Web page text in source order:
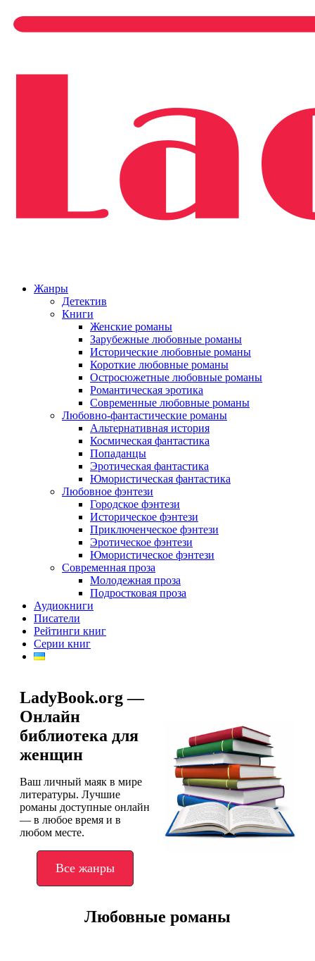
Жанры
Детектив
Книги
Женские романы
Зарубежные любовные романы
Исторические любовные романы
Короткие любовные романы
Остросюжетные любовные романы
Романтическая эротика
Современные любовные романы
Любовно-фантастические романы
Альтернативная история
Космическая фантастика
Попаданцы
Эротическая фантастика
Юмористическая фантастика
Любовное фэнтези
Городское фэнтези
Историческое фэнтези
Приключенческое фэнтези
Эротическое фэнтези
Юмористическое фэнтези
Современная проза
Молодежная проза
Подростковая проза
Аудиокниги
Писатели
Рейтинги книг
Серии книг
LadyBook.org —
Онлайн
библиотека для
женщин
Ваш личный маяк в мире
литературы. Лучшие
романы доступные онлайн
— в любое время и в
любом месте.
Все жанры
Любовные романы